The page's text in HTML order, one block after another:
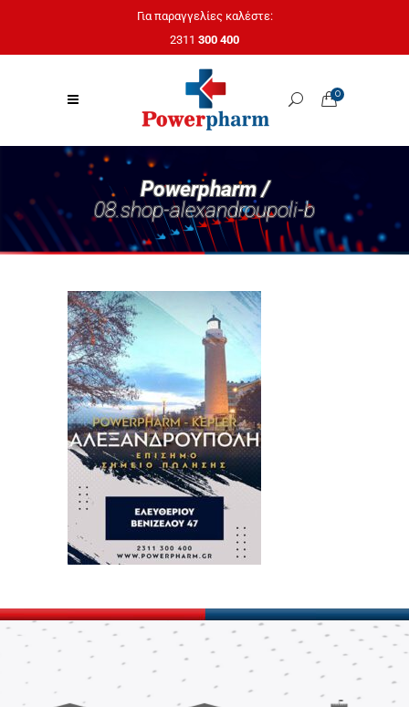
Για παραγγελίες καλέστε:
2311 300 400
0
Powerpharm /
08.shop-alexandroupoli-b